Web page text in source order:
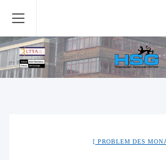
PROBLEM DES